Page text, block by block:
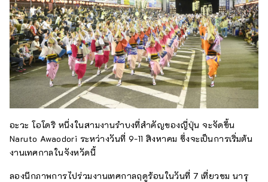
อะวะ โอโดริ หนึ่งในสามงานรำบงที่สำคัญของญี่ปุ่น จะจัดขึ้น
Naruto Awaodori ระหว่างวันที่ 9-11 สิงหาคม ซึ่งจะเป็นการเริ่มต้น
งานเทศกาลในจังหวัดนี้
ลองนึกภาพการไปร่วมงานเทศกาลฤดูร้อนในวันที่ 7 เที่ยวชม นารุ